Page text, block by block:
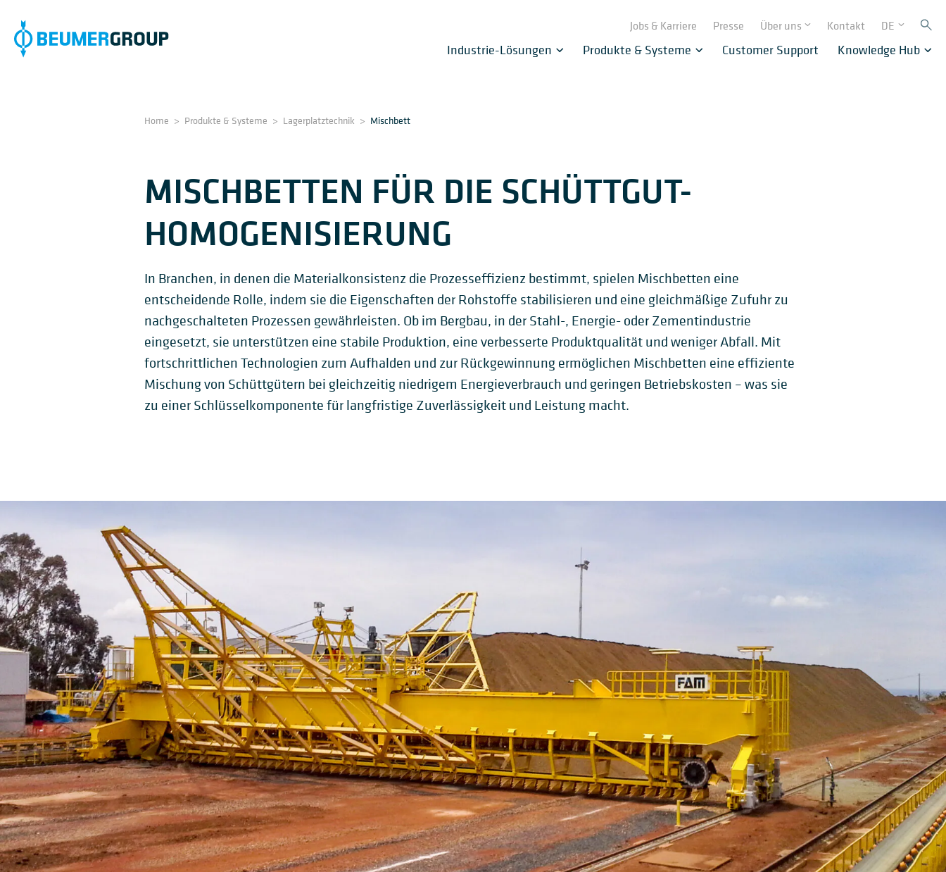
Jobs & Karriere Presse Über uns Kontakt DE
Industrie-Lösungen Produkte & Systeme Customer Support Knowledge Hub
Home > Produkte & Systeme > Lagerplatztechnik > Mischbett
MISCHBETTEN FÜR DIE SCHÜTTGUT-
HOMOGENISIERUNG
In Branchen, in denen die Materialkonsistenz die Prozesseffizienz bestimmt, spielen Mischbetten eine
entscheidende Rolle, indem sie die Eigenschaften der Rohstoffe stabilisieren und eine gleichmäßige Zufuhr zu
nachgeschalteten Prozessen gewährleisten. Ob im Bergbau, in der Stahl-, Energie- oder Zementindustrie
eingesetzt, sie unterstützen eine stabile Produktion, eine verbesserte Produktqualität und weniger Abfall. Mit
fortschrittlichen Technologien zum Aufhalden und zur Rückgewinnung ermöglichen Mischbetten eine effiziente
Mischung von Schüttgütern bei gleichzeitig niedrigem Energieverbrauch und geringen Betriebskosten – was sie
zu einer Schlüsselkomponente für langfristige Zuverlässigkeit und Leistung macht.